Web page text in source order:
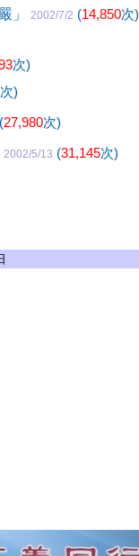
」
2002/7/2 (14,850次)
次)
次)
(27,980次)
2002/5/13 (31,145次)